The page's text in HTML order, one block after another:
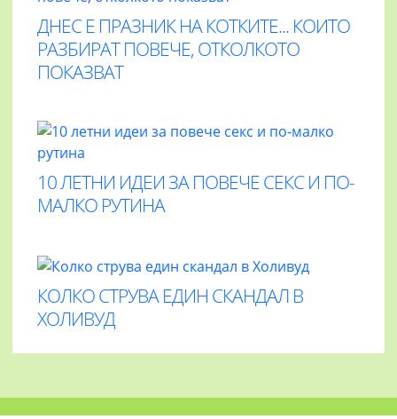
ДНЕС Е ПРАЗНИК НА КОТКИТЕ... КОИТО
РАЗБИРАТ ПОВЕЧЕ, ОТКОЛКОТО
ПОКАЗВАТ
10 ЛЕТНИ ИДЕИ ЗА ПОВЕЧЕ СЕКС И ПО-
МАЛКО РУТИНА
КОЛКО СТРУВА ЕДИН СКАНДАЛ В
ХОЛИВУД